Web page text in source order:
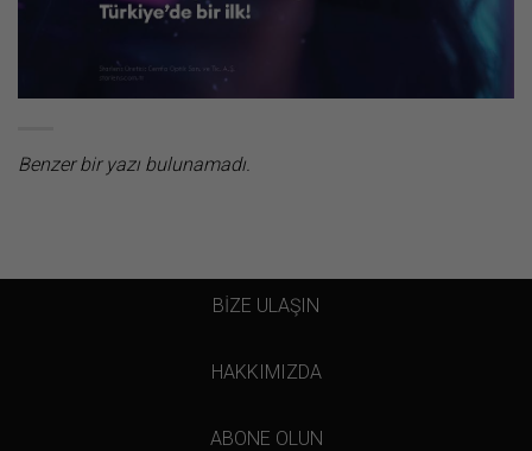
Benzer bir yazı bulunamadı.
BİZE ULAŞIN
HAKKIMIZDA
ABONE OLUN